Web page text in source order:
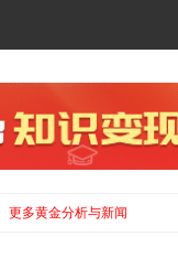
更多黄金分析与新闻